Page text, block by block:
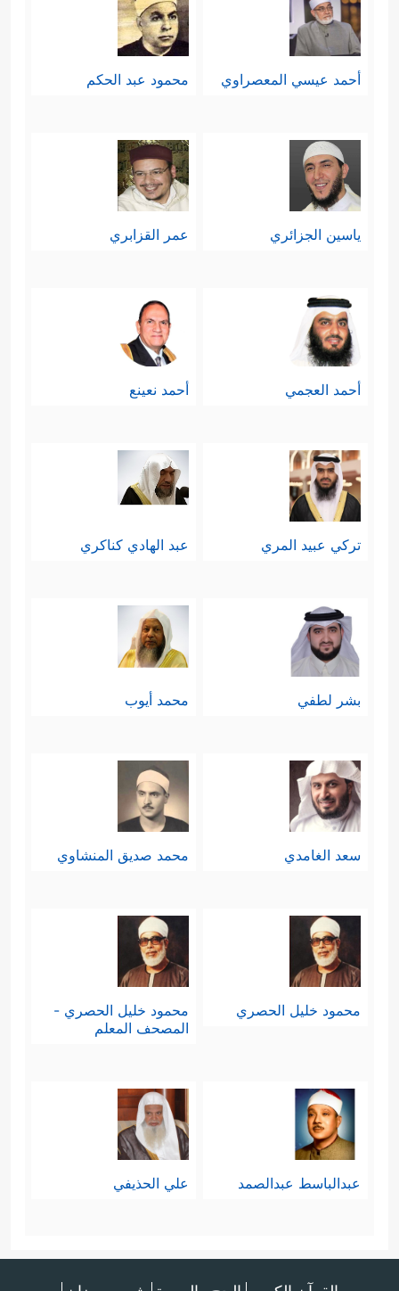
أحمد عيسي المعصراوي محمود عبد الحكم
ياسين الجزائري عمر القزابري
أحمد العجمي أحمد نعينع
تركي عبيد المري عبد الهادي كناكري
بشر لطفي محمد أيوب
سعد الغامدي محمد صديق المنشاوي
محمود خليل الحصري
محمود خليل الحصري -
المصحف المعلم
عبدالباسط عبدالصمد علي الحذيفي